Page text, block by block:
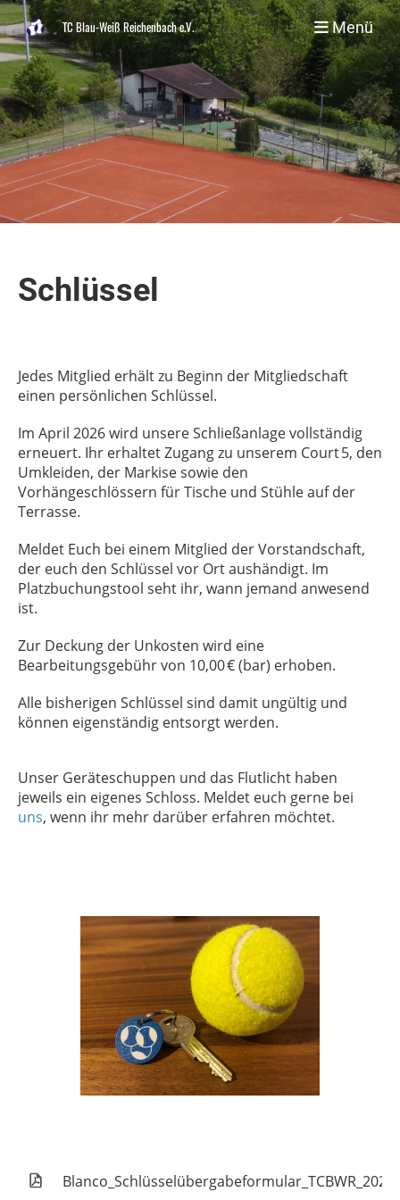
TC Blau-Weiß Reichenbach e.V. Menü
Schlüssel
Jedes Mitglied erhält zu Beginn der Mitgliedschaft
einen persönlichen Schlüssel.
Im April 2026 wird unsere Schließanlage vollständig
erneuert. Ihr erhaltet Zugang zu unserem Court 5, den
Umkleiden, der Markise sowie den
Vorhängeschlössern für Tische und Stühle auf der
Terrasse.
Meldet Euch bei einem Mitglied der Vorstandschaft,
der euch den Schlüssel vor Ort aushändigt. Im
Platzbuchungstool seht ihr, wann jemand anwesend
ist.
Zur Deckung der Unkosten wird eine
Bearbeitungsgebühr von 10,00 € (bar) erhoben.
Alle bisherigen Schlüssel sind damit ungültig und
können eigenständig entsorgt werden.
Unser Geräteschuppen und das Flutlicht haben
jeweils ein eigenes Schloss. Meldet euch gerne bei
uns, wenn ihr mehr darüber erfahren möchtet.